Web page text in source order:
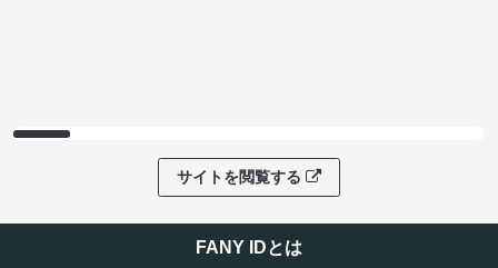
サイトを閲覧する
FANY IDとは